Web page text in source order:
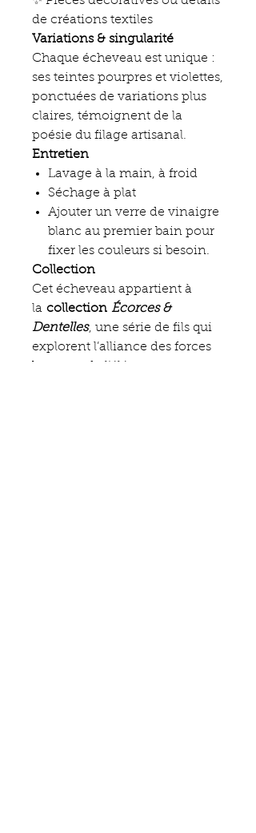
de créations textiles
Variations & singularité
Chaque écheveau est unique :
ses teintes pourpres et violettes,
ponctuées de variations plus
claires, témoignent de la
poésie du filage artisanal.
Entretien
Lavage à la main, à froid
Séchage à plat
Ajouter un verre de vinaigre
blanc au premier bain pour
fixer les couleurs si besoin.
Collection
Cet écheveau appartient à
la collection Écorces &
Dentelles, une série de fils qui
explorent l’alliance des forces